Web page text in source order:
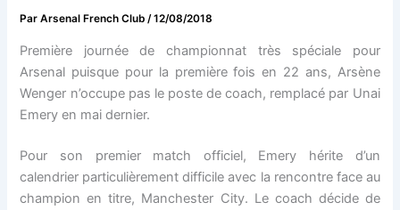
ParArsenal French Club/12/08/2018
Première journée de championnat très spéciale pour
Arsenal puisque pour la première fois en 22 ans, Arsène
Wenger n’occupe pas le poste de coach, remplacé par Unai
Emery en mai dernier.
Pour son premier match officiel, Emery hérite d’un
calendrier particulièrement difficile avec la rencontre face au
champion en titre, Manchester City. Le coach décide de